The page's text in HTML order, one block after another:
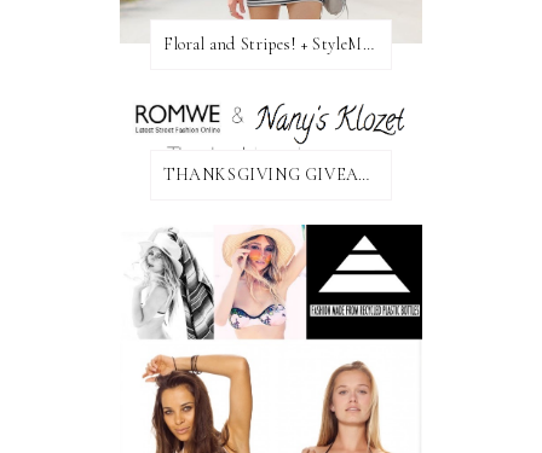
Floral and Stripes! + StyleMint GIVEAWAY!
THANKSGIVING GIVEAWAY!